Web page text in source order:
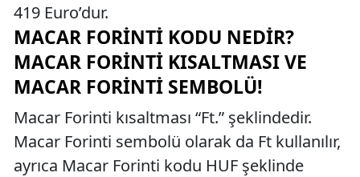
419 Euro’dur.
MACAR FORINTI KODU NEDIR?
MACAR FORINTI KISALTMASI VE
MACAR FORINTI SEMBOLÜ!
Macar Forinti kısaltması “Ft.” şeklindedir.
Macar Forinti sembolü olarak da Ft kullanılır,
ayrıca Macar Forinti kodu HUF şeklinde